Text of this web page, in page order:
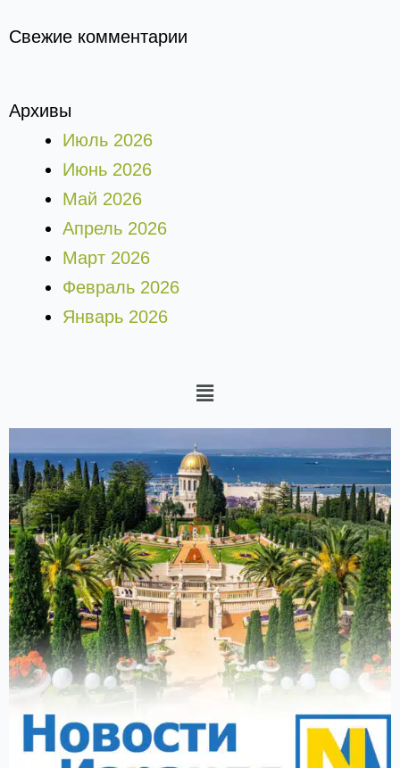
Свежие комментарии
Архивы
Июль 2026
Июнь 2026
Май 2026
Апрель 2026
Март 2026
Февраль 2026
Январь 2026
Меню